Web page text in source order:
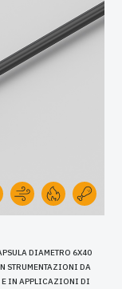
DIAMETRO 6X40
STRUMENTAZIONI DA
E IN APPLICAZIONI DI